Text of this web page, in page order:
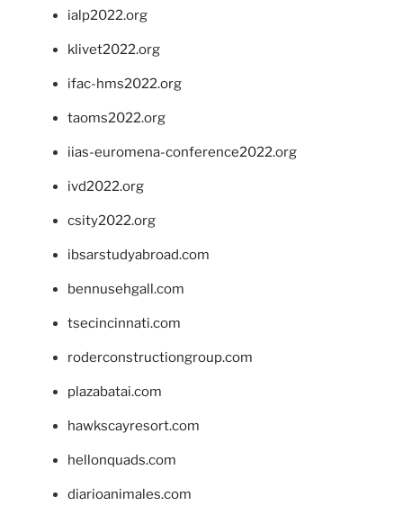
ialp2022.org
klivet2022.org
ifac-hms2022.org
taoms2022.org
iias-euromena-conference2022.org
ivd2022.org
csity2022.org
ibsarstudyabroad.com
bennusehgall.com
tsecincinnati.com
roderconstructiongroup.com
plazabatai.com
hawkscayresort.com
hellonquads.com
diarioanimales.com